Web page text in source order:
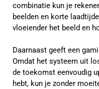
combinatie kun je
beelden en korte
vloeiender het beeld en
Daarnaast geeft een
Omdat het systeem uit
de toekomst eenvoudig
hebt, kun je zonder